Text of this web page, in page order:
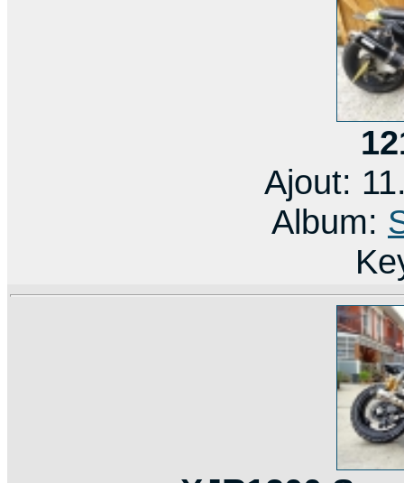
Ajout:
Album: